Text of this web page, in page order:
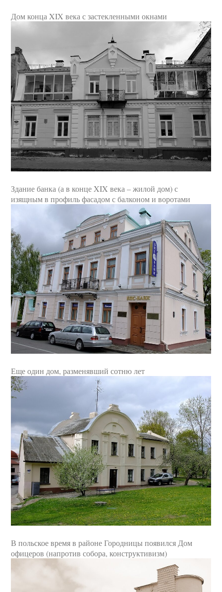
Дом конца XIX века с застекленными окнами
Здание банка (а в конце XIX века – жилой дом) с
изящным в профиль фасадом с балконом и воротами
Еще один дом, разменявший сотню лет
В польское время в районе Городницы появился Дом
офицеров (напротив собора, конструктивизм)